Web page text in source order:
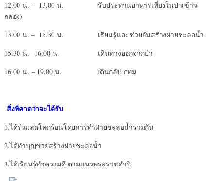
12.00 น. – 13.00 น. รับประทานอาหารเที่ยงในป่า(ข้าว
กล่อง)
13.00 น. – 15.30 น. เรียนรู้และช่วยกันสร้างฝายชะลอน้ำ
15.30 น.– 16.00 น. เดินทางออกจากป่า
16.00 น. – 19.00 น. เดินกลับ กทม
สิ่งที่คาดว่าจะได้รับ
1.ได้ร่วมลดโลกร้อนโดยการทำฝายชะลอน้ำร่วมกัน
2.ได้ทำบุญช่วยสร้างฝายชะลอน้ำ
3.ได้เรียนรู้ทำความดี ตามแนวพระราชดำริ